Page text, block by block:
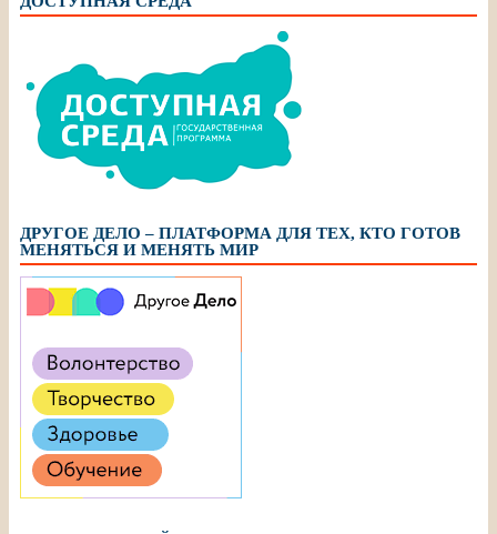
ДРУГОЕ ДЕЛО – ПЛАТФОРМА ДЛЯ ТЕХ, КТО ГОТОВ
МЕНЯТЬСЯ И МЕНЯТЬ МИР